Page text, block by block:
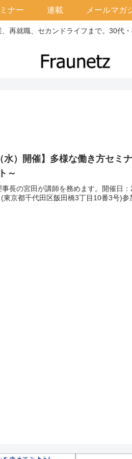
再就職、セカンドライフまで。30代
ナー 連載 メールマガ
水）開催】多様な働き方セ
～
事長の宮田が講師を務めます。開催
(東京都千代田区飯田橋3丁目10番3号)